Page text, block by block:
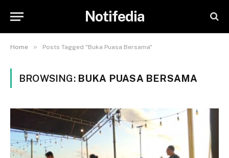
Notifedia
Home » Posts Tagged "Buka Puasa Bersama"
BROWSING: BUKA PUASA BERSAMA